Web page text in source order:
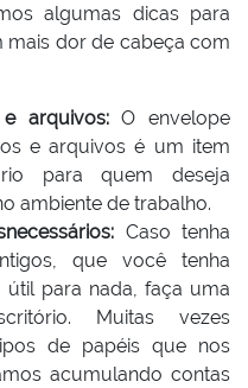
algumas dicas para
mais dor de cabeça com
arquivos:O envelope
e arquivos é um item
para quem deseja
ambiente de trabalho.
Caso tenha
que você tenha
para nada, faça uma
Muitas vezes
de papéis que nos
acumulando contas